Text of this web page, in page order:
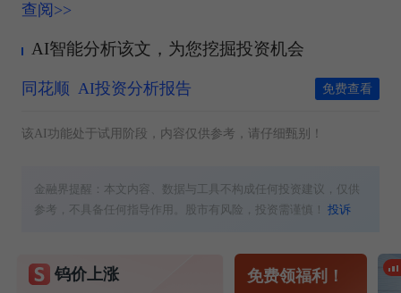
查阅>>
AI智能分析该文，为您挖掘投资机会
同花顺 AI投资分析报告 免费查看
该AI功能处于试用阶段，内容仅供参考，请仔细甄别！
金融界提醒：本文内容、数据与工具不构成任何投资建议，仅供
参考，不具备任何指导作用。股市有风险，投资需谨慎！投诉
钨价上涨 免费领福利！